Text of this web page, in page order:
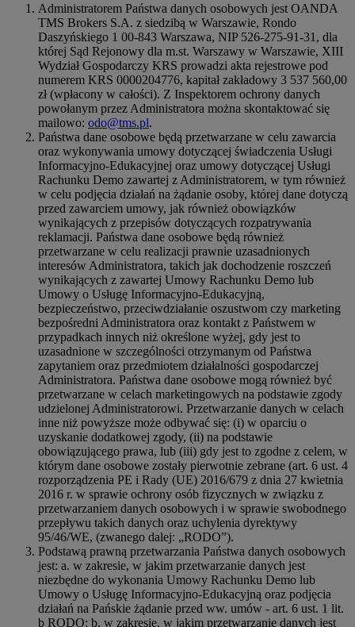
Administratorem Państwa danych osobowych jest OANDA
TMS Brokers S.A. z siedzibą w Warszawie, Rondo
Daszyńskiego 1 00-843 Warszawa, NIP 526-275-91-31, dla
której Sąd Rejonowy dla m.st. Warszawy w Warszawie, XIII
Wydział Gospodarczy KRS prowadzi akta rejestrowe pod
numerem KRS 0000204776, kapitał zakładowy 3 537 560,00
zł (wpłacony w całości). Z Inspektorem ochrony danych
powołanym przez Administratora można skontaktować się
mailowo: odo@tms.pl.
Państwa dane osobowe będą przetwarzane w celu zawarcia
oraz wykonywania umowy dotyczącej świadczenia Usługi
Informacyjno-Edukacyjnej oraz umowy dotyczącej Usługi
Rachunku Demo zawartej z Administratorem, w tym również
w celu podjęcia działań na żądanie osoby, której dane dotyczą
przed zawarciem umowy, jak również obowiązków
wynikających z przepisów dotyczących rozpatrywania
reklamacji. Państwa dane osobowe będą również
przetwarzane w celu realizacji prawnie uzasadnionych
interesów Administratora, takich jak dochodzenie roszczeń
wynikających z zawartej Umowy Rachunku Demo lub
Umowy o Usługę Informacyjno-Edukacyjną,
bezpieczeństwo, przeciwdziałanie oszustwom czy marketing
bezpośredni Administratora oraz kontakt z Państwem w
przypadkach innych niż określone wyżej, gdy jest to
uzasadnione w szczególności otrzymanym od Państwa
zapytaniem oraz przedmiotem działalności gospodarczej
Administratora. Państwa dane osobowe mogą również być
przetwarzane w celach marketingowych na podstawie zgody
udzielonej Administratorowi. Przetwarzanie danych w celach
inne niż powyższe może odbywać się: (i) w oparciu o
uzyskanie dodatkowej zgody, (ii) na podstawie
obowiązującego prawa, lub (iii) gdy jest to zgodne z celem, w
którym dane osobowe zostały pierwotnie zebrane (art. 6 ust. 4
rozporządzenia PE i Rady (UE) 2016/679 z dnia 27 kwietnia
2016 r. w sprawie ochrony osób fizycznych w związku z
przetwarzaniem danych osobowych i w sprawie swobodnego
przepływu takich danych oraz uchylenia dyrektywy
95/46/WE, (zwanego dalej: „RODO”).
Podstawą prawną przetwarzania Państwa danych osobowych
jest: a. w zakresie, w jakim przetwarzanie danych jest
niezbędne do wykonania Umowy Rachunku Demo lub
Umowy o Usługę Informacyjno-Edukacyjną oraz podjęcia
działań na Pańskie żądanie przed ww. umów - art. 6 ust. 1 lit.
b RODO; b. w zakresie, w jakim przetwarzanie danych jest